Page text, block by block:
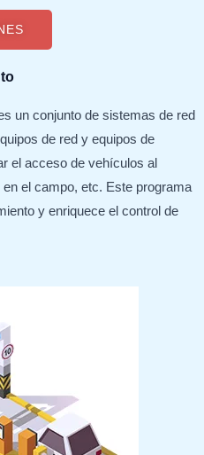
un conjunto de sistemas de red
de red y equipos de
el acceso de vehículos al
el campo, etc. Este programa
y enriquece el control de